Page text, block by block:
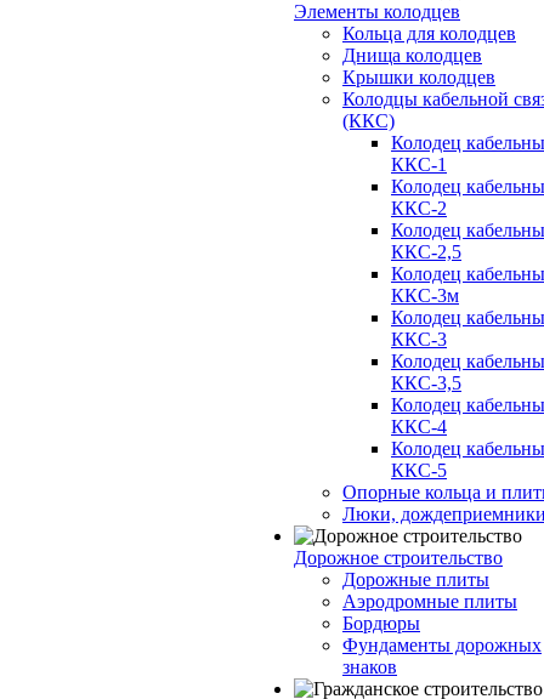
Элементы колодцев
Кольца для колодцев
Днища колодцев
Крышки колодцев
Колодцы кабельной
(ККС)
Колодец
ККС-1
Колодец
ККС-2
Колодец
ККС-2,5
Колодец
ККС-3м
Колодец
ККС-3
Колодец
ККС-3,5
Колодец
ККС-4
Колодец
ККС-5
Опорные кольца и
Люки,
Дорожное строительство
Дорожные плиты
Аэродромные плиты
Бордюры
Фундаменты дорожных
знаков